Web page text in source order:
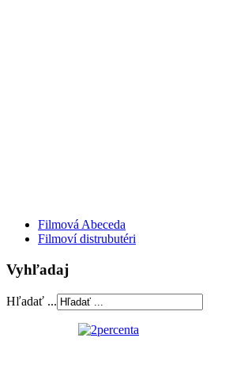
Filmová Abeceda
Filmoví distrubutéri
Vyhľadaj
Hľadať ...